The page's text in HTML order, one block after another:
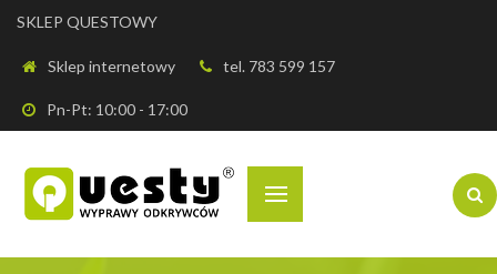
SKLEP QUESTOWY
Sklep internetowy tel. 783 599 157
Pn-Pt: 10:00 - 17:00